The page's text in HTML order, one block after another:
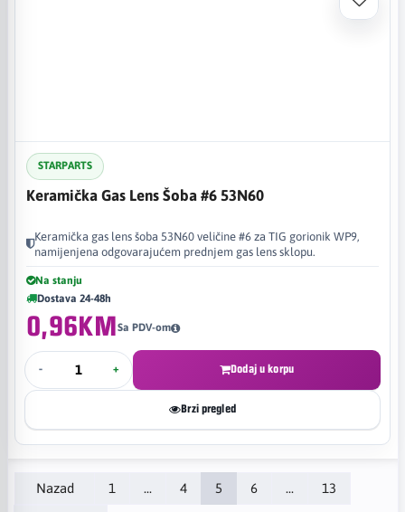
STARPARTS
Keramička Gas Lens Šoba #6 53N60
Keramička gas lens šoba 53N60 veličine #6 za TIG gorionik WP9,
namijenjena odgovarajućem prednjem gas lens sklopu.
Na stanju
Dostava 24-48h
0,96KMSa PDV-om
- + Dodaj u korpu
Brzi pregled
Nazad 1 ... 4 5 6 ... 13